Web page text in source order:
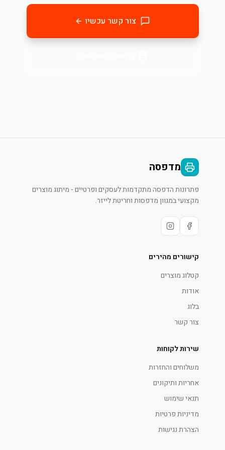
צור קשר עכשיו
מדפסה
פתרונות הדפסה מתקדמות לעסקים ופרטיים - מיתוג מוצרים
מקצועי במגוון מדפסות וחריטת לייזר.
קישורים מהירים
קטלוג מוצרים
אודות
בלוג
צור קשר
שירות לקוחות
משלוחים והחזרות
אחריות ותיקונים
תנאי שימוש
מדיניות פרטיות
הצהרת נגישות